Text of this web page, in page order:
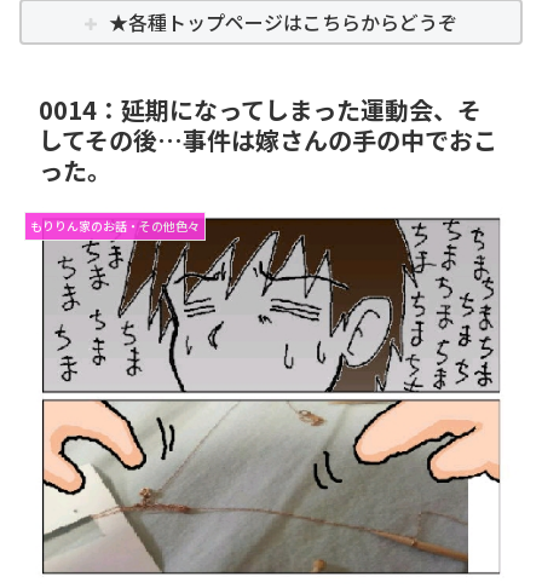
★各種トップページはこちらからどうぞ
0014：延期になってしまった運動会、そ
してその後…事件は嫁さんの手の中でおこ
った。
もりりん家のお話・その他色々